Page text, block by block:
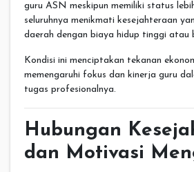
guru ASN meskipun memiliki status
seluruhnya menikmati kesejahteraan
daerah dengan biaya hidup tinggi atau
Kondisi ini menciptakan tekanan
memengaruhi fokus dan kinerja guru
tugas profesionalnya.
Hubungan
dan Motivasi